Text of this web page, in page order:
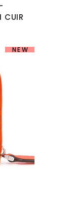
CUIR
NEW